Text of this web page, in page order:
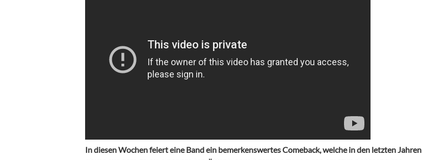
In diesen Wochen feiert eine Band ein bemerkenswertes Comeback, welche in den letzten Jahren